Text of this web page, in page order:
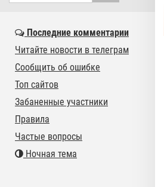
Последние комментарии
Читайте новости в телеграм
Сообщить об ошибке
Топ сайтов
Забаненные участники
Правила
Частые вопросы
Ночная тема